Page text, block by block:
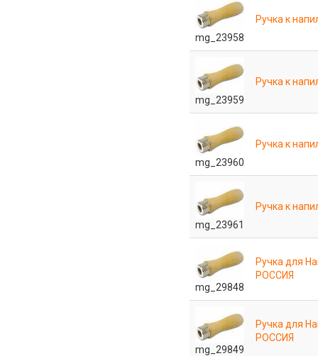
mg_23958
Ручка к
mg_23959
Ручка к
mg_23960
Ручка к
mg_23961
Ручка к
mg_29848
Ручка для
РОССИЯ
mg_29849
Ручка для
РОССИЯ